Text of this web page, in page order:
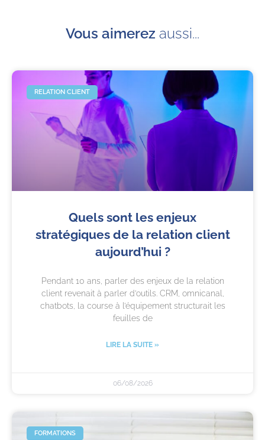
Vous aimerez aussi...
RELATION CLIENT
Quels sont les enjeux
stratégiques de la relation client
aujourd’hui ?
Pendant 10 ans, parler des enjeux de la relation
client revenait à parler d’outils. CRM, omnicanal,
chatbots, la course à l’équipement structurait les
feuilles de
LIRE LA SUITE »
06/08/2026
FORMATIONS